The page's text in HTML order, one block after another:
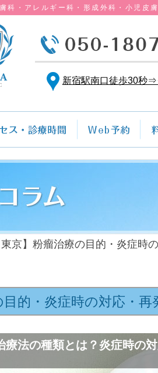
科・アレルギー科・形成外科・小児皮
新宿駅南口徒歩30秒⇒
東京】粉瘤治療の目的・炎症時
目的・炎症時の対応・
療法の種類とは？炎症時の